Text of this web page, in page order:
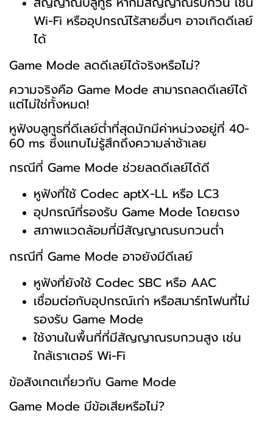
Wi-Fi หรืออุปกรณ์ไร้สายอื่นๆ อาจเกิดดีเลย์
ได้
Game Mode ลดดีเลย์ได้จริงหรือไม่?
ความจริงคือ Game Mode สามารถลดดีเลย์ได้
แต่ไม่ใช่ทั้งหมด!
หูฟังบลูทูธที่ดีเลย์ต่ำที่สุดมักมีค่าหน่วงอยู่ที่ 40-
60 ms ซึ่งแทบไม่รู้สึกถึงความล่าช้าเลย
กรณีที่ Game Mode ช่วยลดดีเลย์ได้ดี
หูฟังที่ใช้ Codec aptX-LL หรือ LC3
อุปกรณ์ที่รองรับ Game Mode โดยตรง
สภาพแวดล้อมที่มีสัญญาณรบกวนต่ำ
กรณีที่ Game Mode อาจยังมีดีเลย์
หูฟังที่ยังใช้ Codec SBC หรือ AAC
เชื่อมต่อกับอุปกรณ์เก่า หรือสมาร์ทโฟนที่ไม่
รองรับ Game Mode
ใช้งานในพื้นที่ที่มีสัญญาณรบกวนสูง เช่น
ใกล้เราเตอร์ Wi-Fi
ข้อสังเกตเกี่ยวกับ Game Mode
Game Mode มีข้อเสียหรือไม่?